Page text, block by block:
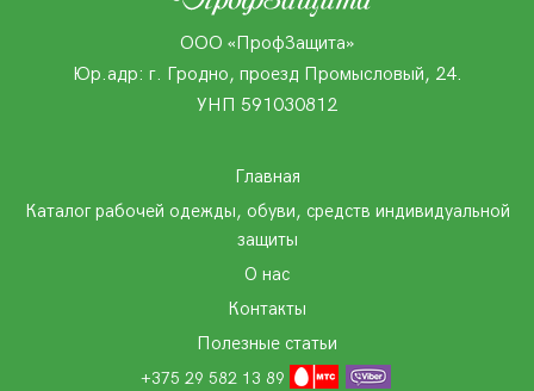
ООО «ПрофЗащита»
Юр.адр: г. Гродно, проезд Промысловый, 24.
УНП 591030812
Главная
Каталог рабочей одежды, обуви, средств индивидуальной
защиты
О нас
Контакты
Полезные статьи
+375 29 582 13 89